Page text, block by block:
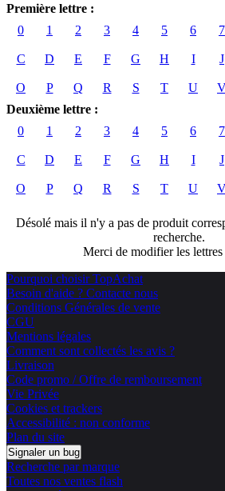
Première lettre :
0
1 2 3 4 5 6 7
C D E F G H I J
O P Q R S T U
Deuxième lettre :
0
1 2 3 4 5 6 7
C D E F G H I J
O P Q R S T U
Désolé mais il n'y a pas de produit
recherche.
Merci de modifier les lettres
Pourquoi choisir TopAchat
Besoin d'aide ? Contacte nous
Conditions Générales de vente
CGU
Mentions légales
Comment sont collectés les avis ?
Livraison
Code promo / Offre de remboursement
Vie Privée
Cookies et trackers
Accessibilité : non conforme
Plan du site
Signaler un bug
Recherche par marque
Toutes nos ventes flash